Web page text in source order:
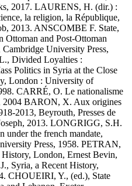
2017. LAURENS, H. (dir.) :
la religion, la République,
2013. ANSCOMBE F. State,
Ottoman and Post-Ottoman
University Press,
Divided Loyalties :
Politics in Syria at the Close
London : University of
CARRÉ, O. Le nationalisme
2004 BARON, X. Aux origines
2013, Beyrouth, Presses de
2013. LONGRIGG, S.H.
under the french mandate,
Press, 1958. PETRAN,
London, Ernest Bevin,
Syria, a Recent History,
CHOUEIRI, Y., (ed.), State